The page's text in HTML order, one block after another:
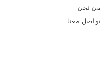
من نحن
تواصل معنا